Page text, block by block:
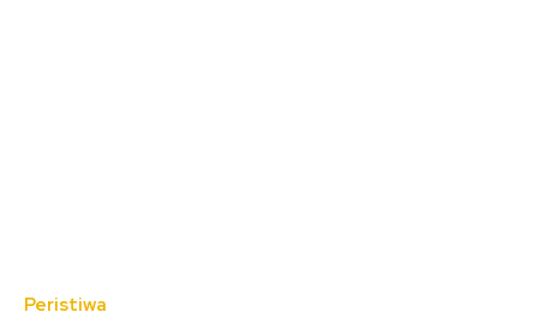
Peristiwa